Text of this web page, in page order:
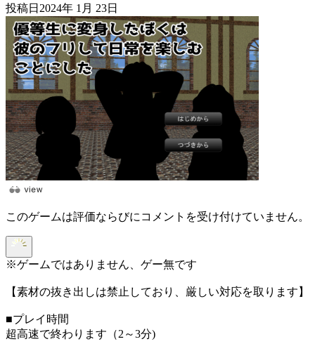
投稿日 2024年 1月 23日
このゲームは評価ならびにコメントを受け付けていません。
※ゲームではありません、ゲー無です
【素材の抜き出しは禁止しており、厳しい対応を取ります】
■プレイ時間
超高速で終わります（2～3分)